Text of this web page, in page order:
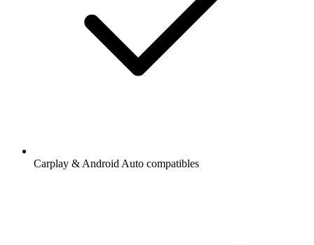
Carplay & Android Auto compatibles